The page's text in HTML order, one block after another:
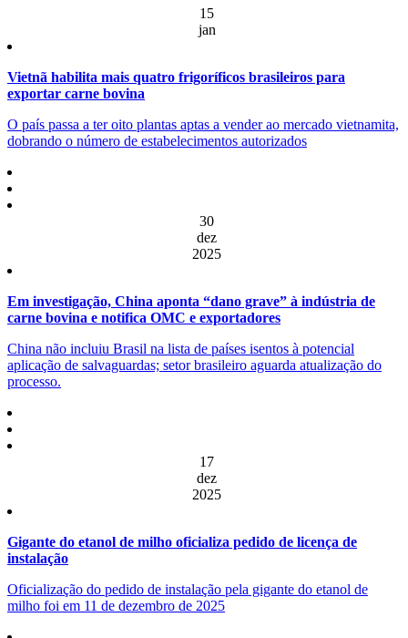
15
jan
Vietnã habilita mais quatro frigoríficos brasileiros para
exportar carne bovina
O país passa a ter oito plantas aptas a vender ao mercado vietnamita,
dobrando o número de estabelecimentos autorizados
30
dez
2025
Em investigação, China aponta “dano grave” à indústria de
carne bovina e notifica OMC e exportadores
China não incluiu Brasil na lista de países isentos à potencial
aplicação de salvaguardas; setor brasileiro aguarda atualização do
processo.
17
dez
2025
Gigante do etanol de milho oficializa pedido de licença de
instalação
Oficialização do pedido de instalação pela gigante do etanol de
milho foi em 11 de dezembro de 2025